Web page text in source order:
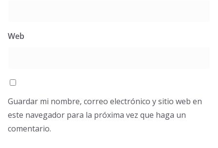
Web
Guardar mi nombre, correo electrónico y sitio web en
este navegador para la próxima vez que haga un
comentario.